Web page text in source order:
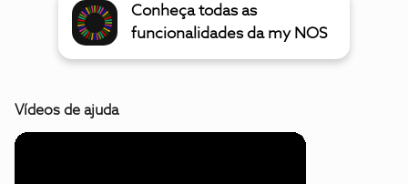
Conheça todas as
funcionalidades da my NOS
Vídeos de ajuda